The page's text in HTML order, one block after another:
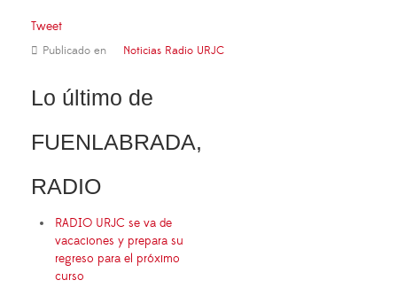
Tweet
Publicado en Noticias Radio URJC
Lo último de
FUENLABRADA,
RADIO
RADIO URJC se va de
vacaciones y prepara su
regreso para el próximo
curso